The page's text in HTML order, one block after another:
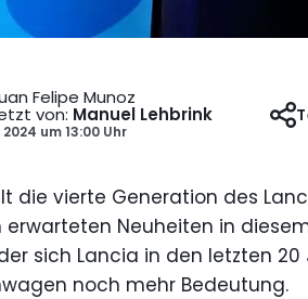
Felipe Munoz
von: Manuel Lehbrink
2024 um13:00 Uhr
die vierte Generation des
erwarteten Neuheiten in
sich Lancia in den letzten
noch mehr Bedeutung.